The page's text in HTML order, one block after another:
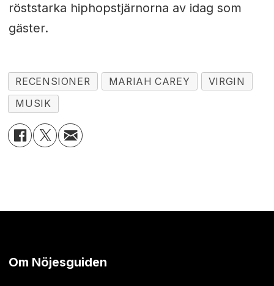
röststarka hiphopstjärnorna av idag som
gäster.
RECENSIONER MARIAH CAREY
VIRGIN
MUSIK
Om Nöjesguiden